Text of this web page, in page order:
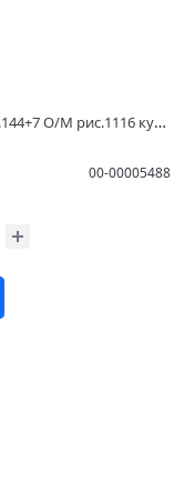
Вафельное полотно арт.8098 шир.45 пл.144+7 О/М рис.1116 купить в магазинах Белово и Ленинск Кузнецком
00-00005488